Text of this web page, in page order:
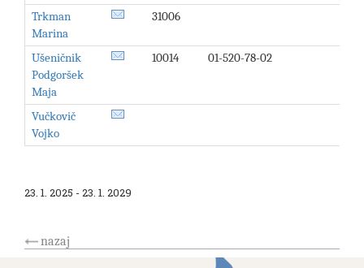
Trkman
Marina
31006
Ušeničnik
Podgoršek
Maja
10014 01-520-78-02
Vučkovič
Vojko
23. 1. 2025 - 23. 1. 2029
nazaj